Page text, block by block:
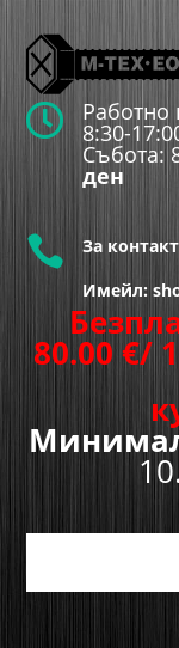
 Работно
8:30-
Събота:
ден
 За
Имейл:
80.00 €/